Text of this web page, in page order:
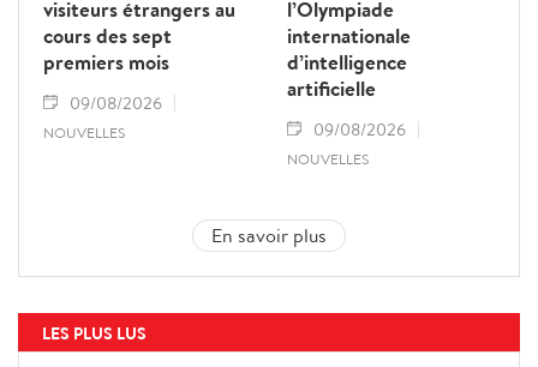
visiteurs étrangers au
cours des sept
premiers mois
09/08/2026
NOUVELLES
l’Olympiade
internationale
d’intelligence
artificielle
09/08/2026
NOUVELLES
En savoir plus
LES PLUS LUS